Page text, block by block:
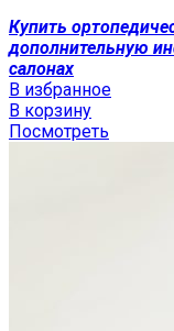
Купить
дополнительную
салонах
В избранное
В корзину
Посмотреть